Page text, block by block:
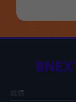
媒體